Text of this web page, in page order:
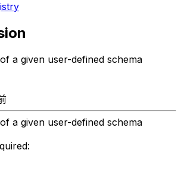
a given user-defined schema
a given user-defined schema